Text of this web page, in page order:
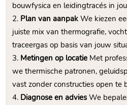
bouwfysica en leidingtracés in
Plan van aanpak We kiezen
juiste mix van thermografie,
traceergas op basis van jouw
Metingen op locatie Met
we thermische patronen,
vast zonder constructies open te
Diagnose en advies We